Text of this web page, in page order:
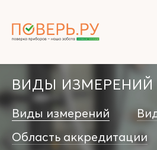
ВИДЫ ИЗМЕРЕНИЙ
Виды измерений
Область аккредитации